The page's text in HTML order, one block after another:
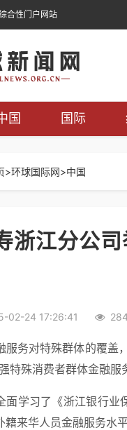
合性门户网站
国 国际
>环球国际网>中国
浙江分公
02-24 17:26:41
服务对特殊群体的覆盖
特殊消费者群体金融服
面学习了《浙江银行
籍来华人员金融服务水